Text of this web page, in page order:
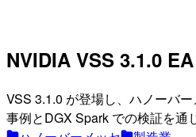
NVIDIA VSS 3.1.0
VSS 3.1.0 が登場し、ハノーバ
事例とDGX Spark での検証を通